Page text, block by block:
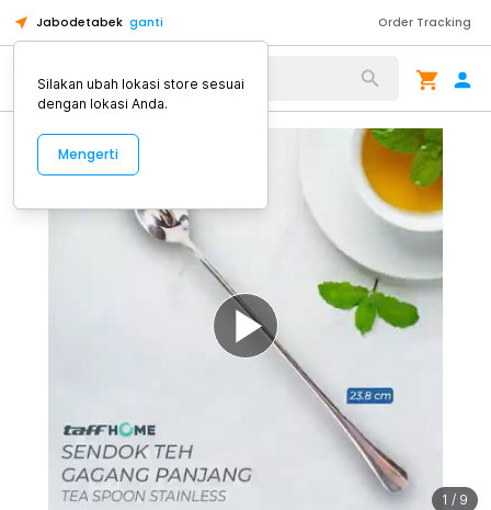
Jabodetabek ganti Order Tracking
Alat Kopi
1 / 9
Silakan ubah lokasi store sesuai
dengan lokasi Anda.
Mengerti